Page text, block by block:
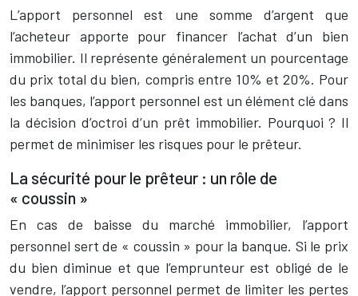
L’apport personnel est une somme d’argent que
l’acheteur apporte pour financer l’achat d’un bien
immobilier. Il représente généralement un pourcentage
du prix total du bien, compris entre 10% et 20%. Pour
les banques, l’apport personnel est un élément clé dans
la décision d’octroi d’un prêt immobilier. Pourquoi ? Il
permet de minimiser les risques pour le prêteur.
La sécurité pour le prêteur : un rôle de
« coussin »
En cas de baisse du marché immobilier, l’apport
personnel sert de « coussin » pour la banque. Si le prix
du bien diminue et que l’emprunteur est obligé de le
vendre, l’apport personnel permet de limiter les pertes